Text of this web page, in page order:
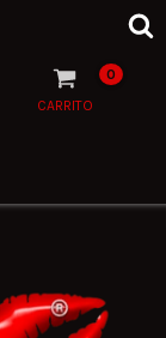
CARRITO
0